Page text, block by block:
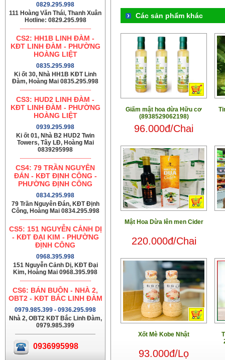
0829.295.998
111 Hoàng Văn Thái, Thanh Xuân
Hotline: 0829.295.998
CS2: HH1B LINH ĐÀM -
KĐT LINH ĐÀM - PHƯỜNG
HOÀNG LIỆT
0835.295.998
Ki ốt 30, Nhà HH1B KĐT Linh
Đàm, Hoàng Mai 0835.295.998
CS3: HUD2 LINH ĐÀM -
KĐT LINH ĐÀM - PHƯỜNG
HOÀNG LIỆT
0939.295.998
Ki ốt 01, Nhà B2 HUD2 Twin
Towers, Tây LĐ, Hoàng Mai
0839295998
CS4: 79 TRẦN NGUYÊN
ĐÁN - KĐT ĐỊNH CÔNG -
PHƯỜNG ĐỊNH CÔNG
0834.295.998
79 Trần Nguyên Đán, KĐT Định
Công, Hoàng Mai 0834.295.998
CS5: 151 NGUYỄN CẢNH DỊ
- KĐT ĐẠI KIM - PHƯỜNG
ĐỊNH CÔNG
0968.395.998
151 Nguyễn Cảnh Dị, KĐT Đại
Kim, Hoàng Mai 0968.395.998
CS6: BÁN BUÔN - NHÀ 2,
OBT2 - KĐT BẮC LINH ĐÀM
0979.985.399 - 0936.295.998
Nhà 2, OBT2 KĐT Bắc Linh Đàm,
0979.985.399
0936995998
Các sản phẩm khác
Giấm mật hoa dừa Hữu cơ
(8938529062198)
96.000đ/Chai
Mật Hoa Dừa lên men Cider
220.000đ/Chai
Xốt Mè Kobe Nhật
93.000đ/Lọ